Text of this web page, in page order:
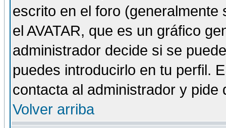
escrito en el foro
el AVATAR, que es un gráfico
administrador decide si se
puedes introducirlo en tu perfil.
contacta al administrador y
Volver arriba